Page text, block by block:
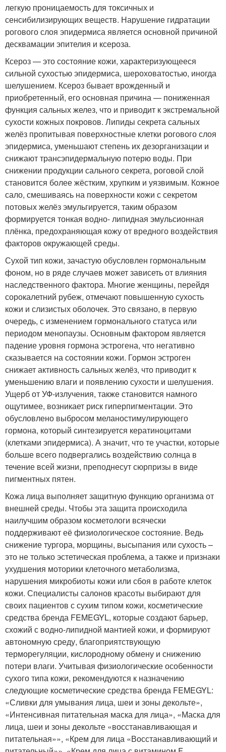
легкую проницаемость для токсичных и
сенсибилизирующих веществ. Нарушение гидратации
рогового слоя эпидермиса является основной причиной
десквамации эпителия и ксероза.
Ксероз — это состояние кожи, характеризующееся
сильной сухостью эпидермиса, шероховатостью, иногда
шелушением. Ксероз бывает врожденный и
приобретенный, его основная причина — пониженная
функция сальных желез, что и приводит к экстремальной
сухости кожных покровов. Липиды секрета сальных
желёз пропитывая поверхностные клетки рогового слоя
эпидермиса, уменьшают степень их дезорганизации и
снижают трансэпидермальную потерю воды. При
снижении продукции сального секрета, роговой слой
становится более жёстким, хрупким и уязвимым. Кожное
сало, смешиваясь на поверхности кожи с секретом
потовых желёз эмульгируется, таким образом
формируется тонкая водно- липидная эмульсионная
плёнка, предохраняющая кожу от вредного воздействия
факторов окружающей среды.
Сухой тип кожи, зачастую обусловлен гормональным
фоном, но в ряде случаев может зависеть от влияния
наследственного фактора. Многие женщины, перейдя
сорокалетний рубеж, отмечают повышенную сухость
кожи и слизистых оболочек. Это связано, в первую
очередь, с изменением гормонального статуса или
периодом менопаузы. Основным фактором является
падение уровня гормона эстрогена, что негативно
сказывается на состоянии кожи. Гормон эстроген
снижает активность сальных желёз, что приводит к
уменьшению влаги и появлению сухости и шелушения.
Ущерб от УФ-излучения, также становится намного
ощутимее, возникает риск гиперпигментации. Это
обусловлено выбросом меланостимулирующего
гормона, который синтезируется кератиноцитами
(клетками эпидермиса). А значит, что те участки, которые
больше всего подвергались воздействию солнца в
течение всей жизни, преподнесут сюрпризы в виде
пигментных пятен.
Кожа лица выполняет защитную функцию организма от
внешней среды. Чтобы эта защита происходила
наилучшим образом косметологи всячески
поддерживают её физиологическое состояние. Ведь
снижение тургора, морщины, высыпания или сухость –
это не только эстетическая проблема, а также и признаки
ухудшения моторики клеточного метаболизма,
нарушения микробиоты кожи или сбоя в работе клеток
кожи. Специалисты салонов красоты выбирают для
своих пациентов с сухим типом кожи, косметические
средства бренда FEMEGYL, которые создают барьер,
схожий с водно-липидной мантией кожи, и формируют
автономную среду, благоприятствующую
терморегуляции, кислородному обмену и снижению
потери влаги. Учитывая физиологические особенности
сухого типа кожи, рекомендуются к назначению
следующие косметические средства бренда FEMEGYL:
«Сливки для умывания лица, шеи и зоны декольте»,
«Интенсивная питательная маска для лица», «Маска для
лица, шеи и зоны декольте «восстанавливающая и
питательная»», «Крем для лица «Восстанавливающий и